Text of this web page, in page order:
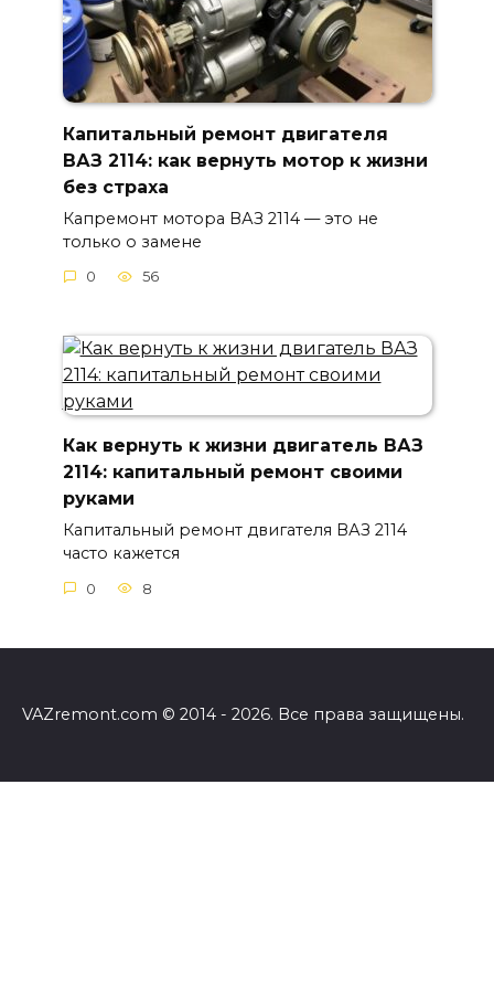
Капитальный ремонт двигателя
ВАЗ 2114: как вернуть мотор к жизни
без страха
Капремонт мотора ВАЗ 2114 — это не
только о замене
0 56
Как вернуть к жизни двигатель ВАЗ
2114: капитальный ремонт своими
руками
Капитальный ремонт двигателя ВАЗ 2114
часто кажется
0 8
VAZremont.com © 2014 - 2026. Все права защищены.